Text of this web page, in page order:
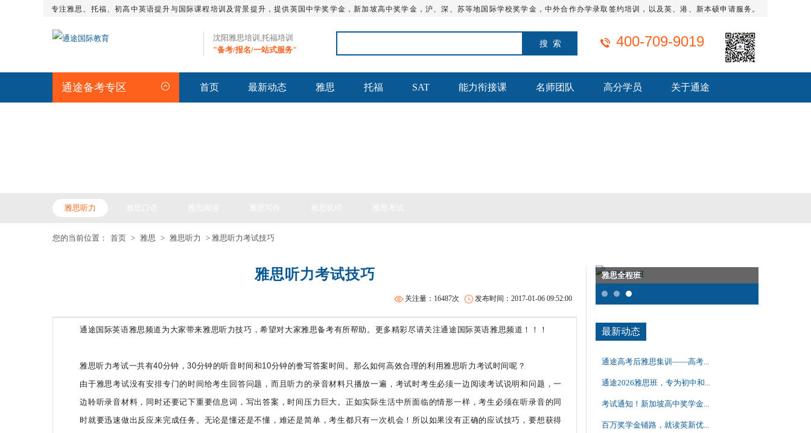
专注雅思、托福、初高中英语提升与国际课程培训及背景提升，提供英国中学奖学金，新加坡高中奖学金，沪、深、苏等地国际学校奖学金，中外合作办学录取签约培训，以及英、港、新本硕申请服务。
沈阳雅思培训,托福培训
"备考/报名/一站式服务"
400-709-9019
通途备考专区 首页 最新动态 雅思 托福 SAT 能力衔接课 名师团队 高分学员 关于通途
雅思听力
您的当前位置： 首页 > 雅思 > 雅思听力 > 雅思听力考试技巧
雅思听力考试技巧
发布时间：2017-01-06 09:52:00
关注量：16487次
通途国际英语雅思频道为大家带来雅思听力技巧，希望对大家雅思备考有所帮助。更多精彩尽请关注通途国际英语雅思频道！！！
雅思听力考试一共有40分钟，30分钟的听音时间和10分钟的誊写答案时间。那么如何高效合理的利用雅思听力考试时间呢？
由于雅思考试没有安排专门的时间给考生回答问题，而且听力的录音材料只播放一遍，考试时考生必须一边阅读考试说明和问题，一
边聆听录音材料，同时还要记下重要信息词，写出答案，时间压力巨大。正如实际生活中所面临的情形一样，考生必须在听录音的同
时就要迅速做出反应来完成任务。无论是懂还是不懂，难还是简单，考生都只有一次机会！所以如果没有正确的应试技巧，要想获得
沈阳SAT一对二 雅思全程班
最新动态
通途高考后雅思集训——高考...
通途2026雅思班，专为初中和...
考试通知！新加坡高中奖学金...
百万奖学金铺路，就读英新优...